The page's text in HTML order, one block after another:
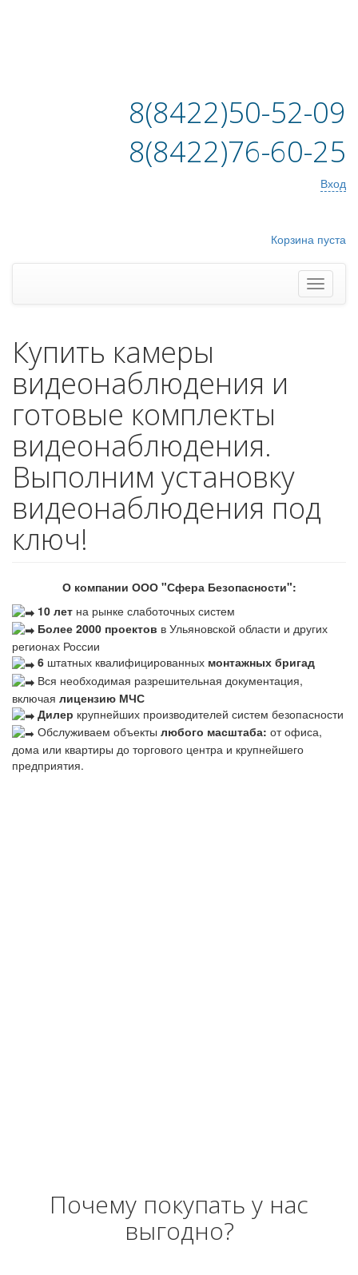
8(8422)50-52-09
8(8422)76-60-25
Вход
Корзина пуста
Купить камеры
видеонаблюдения и
готовые комплекты
видеонаблюдения.
Выполним установку
видеонаблюдения под
ключ!
О компании ООО "Сфера Безопасности":
10 лет на рынке слаботочных систем
Более 2000 проектов в Ульяновской области и других
регионах России
6 штатных квалифицированных монтажных бригад
Вся необходимая разрешительная документация,
включая лицензию МЧС
Дилер крупнейших производителей систем безопасности
Обслуживаем объекты любого масштаба: от офиса,
дома или квартиры до торгового центра и крупнейшего
предприятия.
Почему покупать у нас
выгодно?